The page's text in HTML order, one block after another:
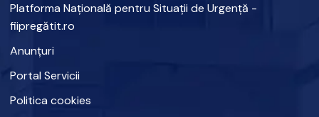
Platforma Națională pentru Situații de Urgență -
fiipregătit.ro
Anunțuri
Portal Servicii
Politica cookies